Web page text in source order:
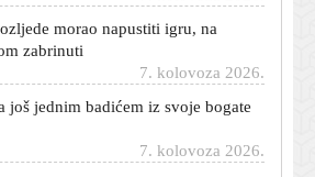
zabrinuti
još jednim badićem iz svoje bogate
nadolazeću veliku pomrčinu